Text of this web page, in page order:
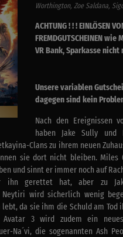
Worthington, Zoe Saldana,
ACHTUNG ! ! ! EINLÖSEN
FREMDGUTSCHEINEN
VR Bank, Sparkasse nicht
Unsere variablen
dagegen sind kein
Nach den Ereignissen
haben Jake Sully und
Clans zu ihrem neuen
sie dort nicht bleiben. Miles
und sinnt er immer noch auf
ihn gerettet hat, aber zu
Neytiri wird sicherlich wenig
da sie ihm die Schuld am Tod
3 wird zudem ein neues
Na´vi, die sogenannten Ash